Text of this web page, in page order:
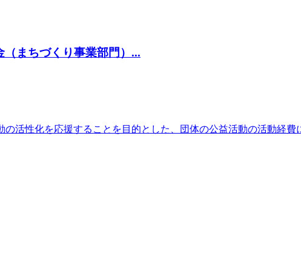
まちづくり事業部門）...
活性化を応援することを目的とした、団体の公益活動の活動経費